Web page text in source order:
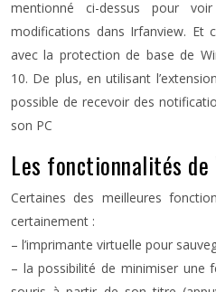
mentionné ci-dessus pour
modifications dans Irfanview. Et
avec la protection de base de
10. De plus, en utilisant
possible de recevoir des
son PC
Les fonctionnalités de
Certaines des meilleures
certainement :
– l’imprimante virtuelle pour
– la possibilité de minimiser une